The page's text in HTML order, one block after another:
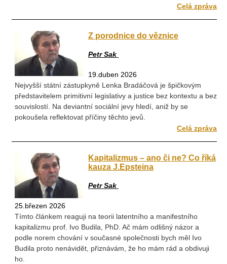
Celá zpráva
Z porodnice do věznice
Petr Sak
19.duben 2026
Nejvyšší státní zástupkyně Lenka Bradáčová je špičkovým
představitelem primitivní legislativy a justice bez kontextu a bez
souvislostí. Na deviantní sociální jevy hledí, aniž by se
pokoušela reflektovat příčiny těchto jevů.
Celá zpráva
Kapitalizmus – ano či ne? Co říká
kauza J.Epsteina
Petr Sak
25.březen 2026
Tímto článkem reaguji na teorii latentního a manifestního
kapitalizmu prof. Ivo Budila, PhD. Ač mám odlišný názor a
podle norem chování v současné společnosti bych měl Ivo
Budila proto nenávidět, přiznávám, že ho mám rád a obdivuji
ho.